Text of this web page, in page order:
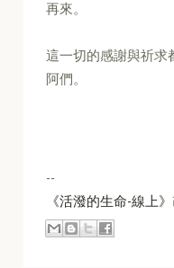
再來。
這一切的感謝與祈求
阿們。
--
《活潑的生命-線上》